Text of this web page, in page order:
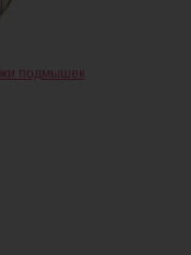
подмышек